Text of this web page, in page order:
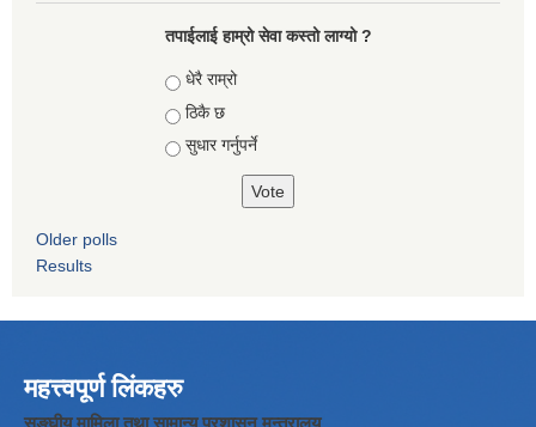
तपाईलाई हाम्रो सेवा कस्तो लाग्यो ?
Choices
धेरै राम्रो
ठिकै छ
सुधार गर्नुपर्ने
Older polls
Results
महत्त्वपूर्ण लिंकहरु